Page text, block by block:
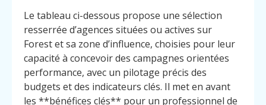
Le tableau ci-dessous propose une sélection
resserrée d’agences situées ou actives sur
Forest et sa zone d’influence, choisies pour leur
capacité à concevoir des campagnes orientées
performance, avec un pilotage précis des
budgets et des indicateurs clés. Il met en avant
les **bénéfices clés** pour un professionnel de